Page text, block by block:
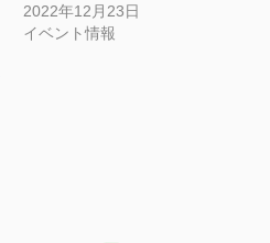
2022年12月23日
イベント情報